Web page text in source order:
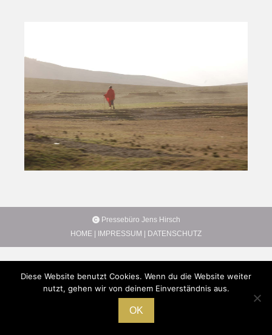
Pressebüro Jens Hirsch
HOME | IMPRESSUM | DATENSCHUTZ
Diese Website benutzt Cookies. Wenn du die Website weiter
nutzt, gehen wir von deinem Einverständnis aus.
OK